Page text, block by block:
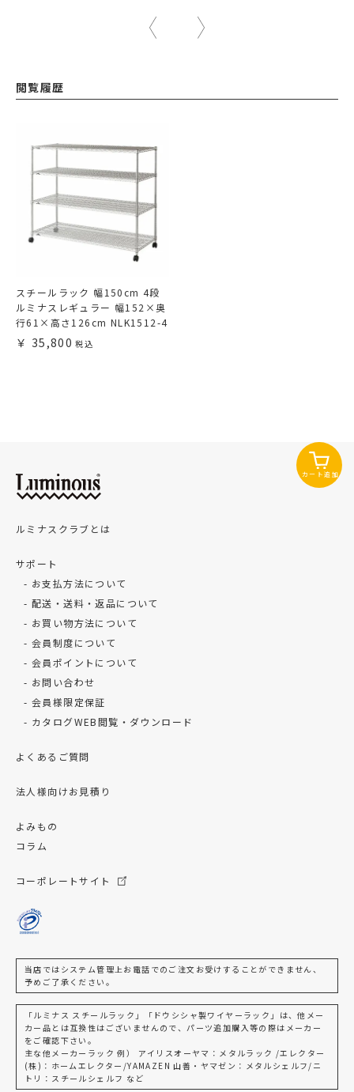
閲覧履歴
スチールラック 幅150cm 4段
ルミナスレギュラー 幅152×奥
行61×高さ126cm NLK1512-4
35,800
カート追加
ルミナスクラブとは
サポート
お支払方法について
配送・送料・返品について
お買い物方法について
会員制度について
会員ポイントについて
お問い合わせ
会員様限定保証
カタログWEB閲覧・ダウンロード
よくあるご質問
法人様向けお見積り
よみもの
コラム
コーポレートサイト
当店ではシステム管理上お電話でのご注文お受けすることができません、
予めご了承ください。
「ルミナス スチールラック」「ドウシシャ製ワイヤーラック」は、他メー
カー品とは互換性はございませんので、パーツ追加購入等の際はメーカー
をご確認下さい。
主な他メーカーラック 例） アイリスオーヤマ：メタルラック /エレクター
(株)：ホームエレクター/YAMAZEN 山善・ヤマゼン：メタルシェルフ/ニ
トリ：スチールシェルフ など